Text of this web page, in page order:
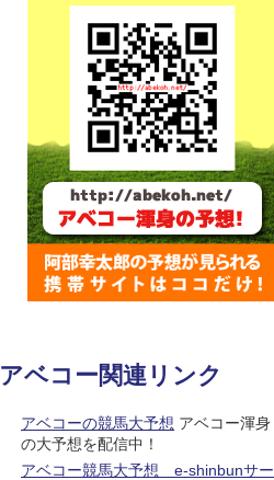
アベコー関連リンク
アベコーの競馬大予想 アベコー渾身
の大予想を配信中！
アベコー競馬大予想 e-shinbunサー